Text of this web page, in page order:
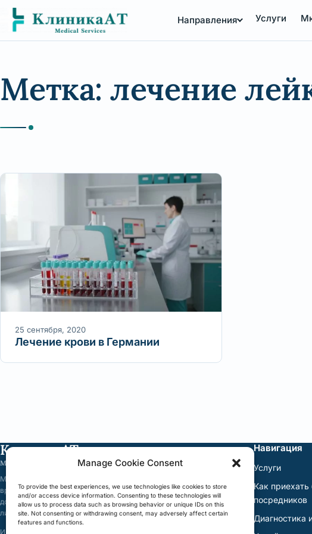
Manage Cookie Consent
To provide the best experiences, we use technologies like cookies to store
and/or access device information. Consenting to these technologies will
allow us to process data such as browsing behavior or unique IDs on this
site. Not consenting or withdrawing consent, may adversely affect certain
features and functions.
Перейти
содержимому
Направления Услуги
Метка:лечение
25 сентября, 2020
Лечение крови в Германии
КлиникаАТ
Medical Services
Мы организуем лечение в клиниках Германии: подбор клиники и
врача, запрос стоимости, запись, сопровождение и перевод
документов. Медицинскую помощь оказывают исключительно
лицензированные клиники и врачи Германии.
Информация на сайте не является медицинской консультацией и
Навигация
Услуги
Как приехать
посредников
Диагностика